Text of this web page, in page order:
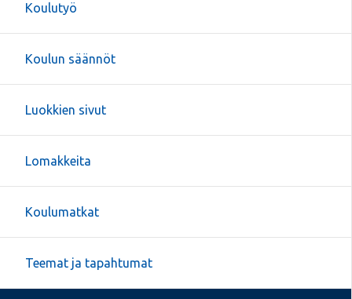
Koulutyö
Koulun säännöt
Luokkien sivut
Lomakkeita
Koulumatkat
Teemat ja tapahtumat